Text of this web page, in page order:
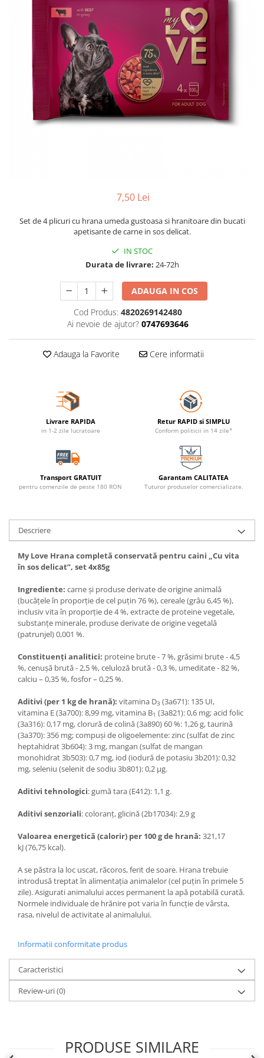
7,50 Lei
Set de 4 plicuri cu hrana umeda gustoasa si hranitoare din bucati
apetisante de carne in sos delicat.
IN STOC
Durata de livrare: 24-72h
ADAUGA IN COS
Cod Produs: 4820269142480
Ai nevoie de ajutor? 0747693646
Adauga la Favorite Cere informatii
Livrare RAPIDA
in 1-2 zile lucratoare
Retur RAPID si SIMPLU
Conform politicii in 14 zile*
Transport GRATUIT
pentru comenzile de peste 180 RON
Garantam CALITATEA
Tuturor produselor comercializate.
Descriere
My Love Hrana completă conservată pentru caini „Сu vita
în sos delicat”, set 4x85g
Ingrediente: carne și produse derivate de origine animală
(bucăţele în proporţie de cel puţin 76 %), cereale (grâu 6,45 %),
inclusiv vita în proporţie de 4 %, extracte de proteine vegetale,
substanțe minerale, produse derivate de origine vegetală
(patrunjel) 0,001 %.
Constituenţi analitici: proteine brute - 7 %, grăsimi brute - 4,5
%, cenuşă brută - 2,5 %, celuloză brută - 0,3 %, umeditate - 82 %,
calciu – 0,35 %, fosfor – 0,25 %.
Aditivi (per 1 kg de hrană): vitamina D3 (3a671): 135 UI,
vitamina E (3a700): 8,99 mg, vitamina B1 (3a821): 0,6 mg; acid folic
(3a316): 0,17 mg, clorură de colină (3a890) 60 %: 1,26 g, taurină
(3a370): 356 mg; compuşi de oligoelemente: zinc (sulfat de zinc
heptahidrat 3b604): 3 mg, mangan (sulfat de mangan
monohidrat 3b503): 0,7 mg, iod (iodură de potasiu 3b201): 0,32
mg, seleniu (selenit de sodiu 3b801): 0,2 μg.
Aditivi tehnologici: gumă tara (E412): 1,1 g.
Aditivi senzoriali: coloranț, glicină (2b17034): 2,9 g
Valoarea energetică (calorir) per 100 g de hrană: 321,17
kJ(76,75 kcal).
A se păstra la loc uscat, răcoros, ferit de soare. Hrana trebuie
introdusă treptat în alimentația animalelor (cel puțin în primele 5
zile). Asigurati animalului acces permanent la apă potabilă curată.
Normele individuale de hrănire pot varia în funcție de vârsta,
rasa, nivelul de activitate al animalului.
Informatii conformitate produs
Caracteristici
Review-uri(0)
PRODUSE SIMILARE